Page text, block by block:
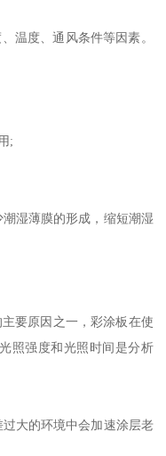
温度、通风条件等因素。
;
湿薄膜的形成，缩短潮湿
要原因之一，彩涂板在使
照强度和光照时间是分析
大的环境中会加速涂层老